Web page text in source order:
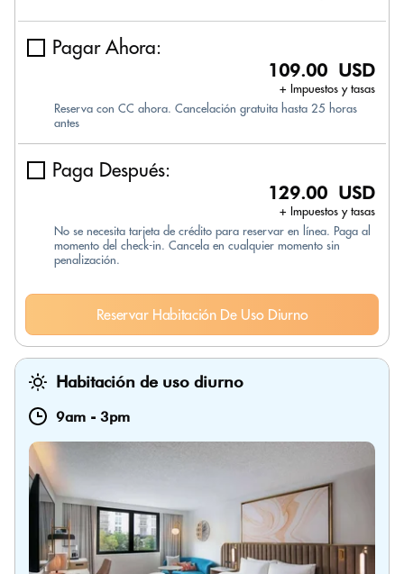
Pagar Ahora:
109.00 USD
+ Impuestos y tasas
Reserva con CC ahora. Cancelación gratuita hasta 25 horas
antes
Paga Después:
129.00 USD
+ Impuestos y tasas
No se necesita tarjeta de crédito para reservar en línea. Paga al
momento del check-in. Cancela en cualquier momento sin
penalización.
Reservar Habitación De Uso Diurno
Habitación de uso diurno
9am - 3pm